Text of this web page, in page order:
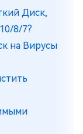
Диск,
8/7?
на Вирусы